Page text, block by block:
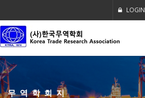
LOGIN
무역학회지